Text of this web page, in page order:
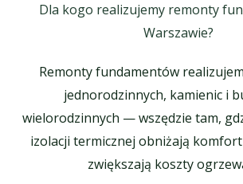
Dla kogo realizujemy remonty
Warszawie?
Remonty fundamentów
jednorodzinnych, kamienic i
wielorodzinnych — wszędzie tam,
izolacji termicznej obniżają
zwiększają koszty